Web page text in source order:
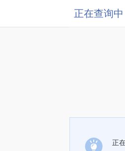
正在查询中
正